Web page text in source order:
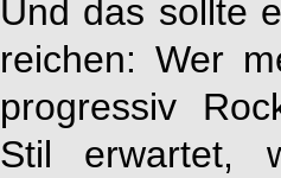
Und das sollte
reichen: Wer
progressiv
Stil erwartet,